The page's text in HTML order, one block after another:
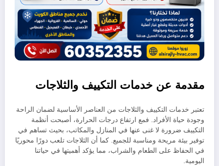
مقدمة عن خدمات التكييف والثلاجات
تعتبر خدمات التكييف والثلاجات من العناصر الأساسية لضمان الراحة
وجودة حياة الأفراد. فمع ارتفاع درجات الحرارة، أصبحت أنظمة
التكييف ضرورة لا غنى عنها في المنازل والمكاتب، بحيث تساهم في
توفير بيئة مريحة ومناسبة للجميع. كما أن الثلاجات تلعب دورًا محوريًا
في الحفاظ على الطعام والشراب، مما يؤكد أهميتها في حياتنا
اليومية.